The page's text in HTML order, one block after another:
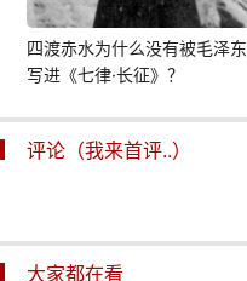
四渡赤水为什么没有被毛泽东
写进《七律·长征》？
评论（我来首评..）
大家都在看